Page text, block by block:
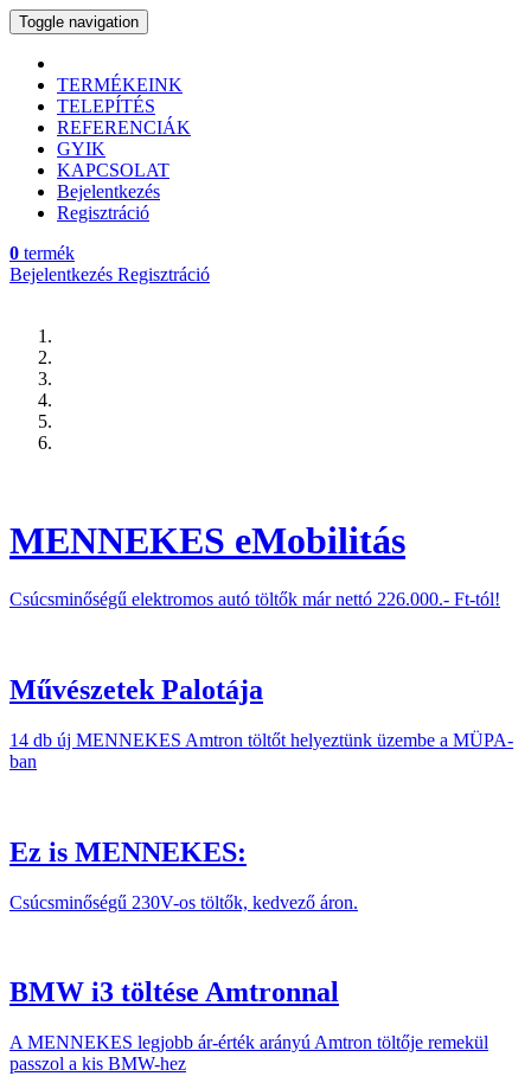
Toggle navigation
TERMÉKEINK
TELEPÍTÉS
REFERENCIÁK
GYIK
KAPCSOLAT
Bejelentkezés
Regisztráció
0 termék
Bejelentkezés Regisztráció
MENNEKES eMobilitás
Csúcsminőségű elektromos autó töltők már nettó 226.000.- Ft-tól!
Művészetek Palotája
14 db új MENNEKES Amtron töltőt helyeztünk üzembe a MÜPA-
ban
Ez is MENNEKES:
Csúcsminőségű 230V-os töltők, kedvező áron.
BMW i3 töltése Amtronnal
A MENNEKES legjobb ár-érték arányú Amtron töltője remekül
passzol a kis BMW-hez